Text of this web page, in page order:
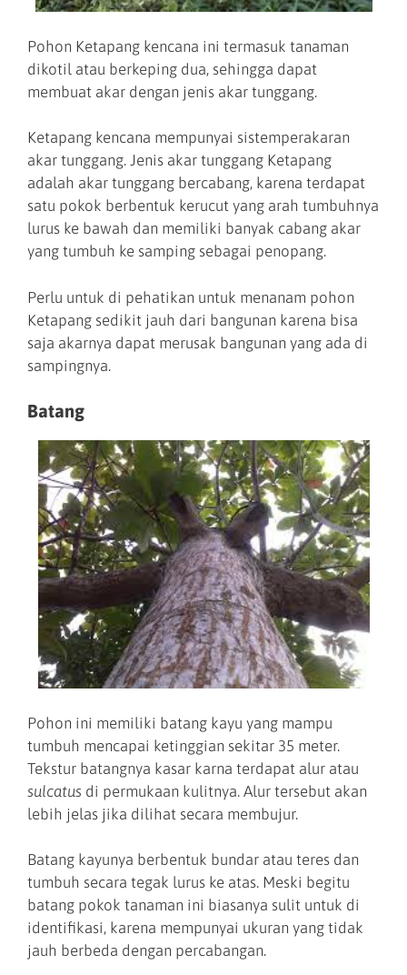
Pohon Ketapang kencana ini termasuk tanaman
dikotil atau berkeping dua, sehingga dapat
membuat akar dengan jenis akar tunggang.
Ketapang kencana mempunyai sistemperakaran
akar tunggang. Jenis akar tunggang Ketapang
adalah akar tunggang bercabang, karena terdapat
satu pokok berbentuk kerucut yang arah tumbuhnya
lurus ke bawah dan memiliki banyak cabang akar
yang tumbuh ke samping sebagai penopang.
Perlu untuk di pehatikan untuk menanam pohon
Ketapang sedikit jauh dari bangunan karena bisa
saja akarnya dapat merusak bangunan yang ada di
sampingnya.
Batang
Pohon ini memiliki batang kayu yang mampu
tumbuh mencapai ketinggian sekitar 35 meter.
Tekstur batangnya kasar karna terdapat alur atau
sulcatus di permukaan kulitnya. Alur tersebut akan
lebih jelas jika dilihat secara membujur.
Batang kayunya berbentuk bundar atau teres dan
tumbuh secara tegak lurus ke atas. Meski begitu
batang pokok tanaman ini biasanya sulit untuk di
identifikasi, karena mempunyai ukuran yang tidak
jauh berbeda dengan percabangan.